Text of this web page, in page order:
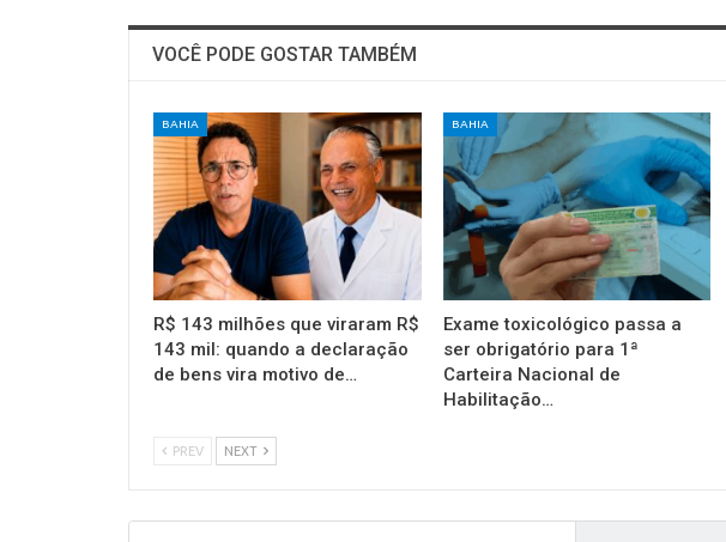
VOCÊ PODE GOSTAR TAMBÉM
BAHIA
R$ 143 milhões que viraram R$
143 mil: quando a declaração
de bens vira motivo de…
BAHIA
Exame toxicológico passa a
ser obrigatório para 1ª
Carteira Nacional de
Habilitação…
PREV NEXT